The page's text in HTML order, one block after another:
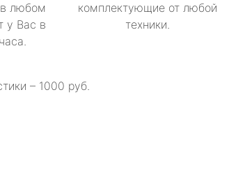
любом
у Вас в
комплектующие от любой
техники.
– 1000 руб.